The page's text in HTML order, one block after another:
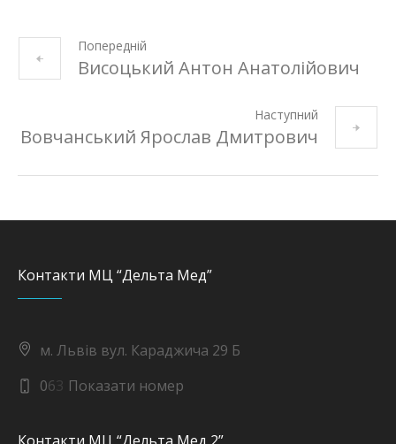
Попередній
Висоцький Антон Анатолійович
Наступний
Вовчанський Ярослав Дмитрович
Контакти МЦ “Дельта Мед”
м. Львів вул. Караджича 29 Б
063 Показати номер
Контакти МЦ “Дельта Мед 2”